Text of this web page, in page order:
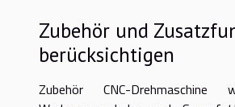
Zubehör und
berücksichtigen
Zubehör CNC-Drehmaschine